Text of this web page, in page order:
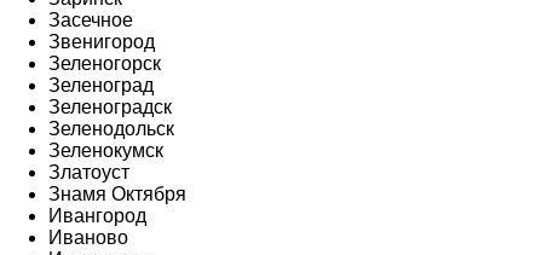
Засечное
Звенигород
Зеленогорск
Зеленоград
Зеленоградск
Зеленодольск
Зеленокумск
Златоуст
Знамя Октября
Ивангород
Иваново